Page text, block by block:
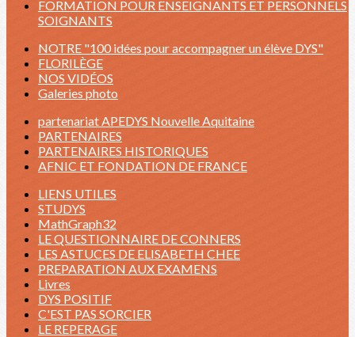
FORMATION POUR ENSEIGNANTS ET PERSONNELS
SOIGNANTS
NOTRE "100 idées pour accompagner un élève DYS"
FLORILÈGE
NOS VIDÉOS
Galeries photo
partenariat APEDYS Nouvelle Aquitaine
PARTENAIRES
PARTENAIRES HISTORIQUES
AFNIC ET FONDATION DE FRANCE
LIENS UTILES
STUDYS
MathGraph32
LE QUESTIONNAIRE DE CONNERS
LES ASTUCES DE ELISABETH CHEE
PREPARATION AUX EXAMENS
Livres
DYS POSITIF
C'EST PAS SORCIER
LE REPERAGE